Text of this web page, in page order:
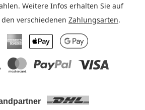
Weitere Infos erhalten Sie auf
verschiedenen Zahlungsarten.
PayAmerican Express
Apple PayGoogle Pay
MastercardPayPal Visa